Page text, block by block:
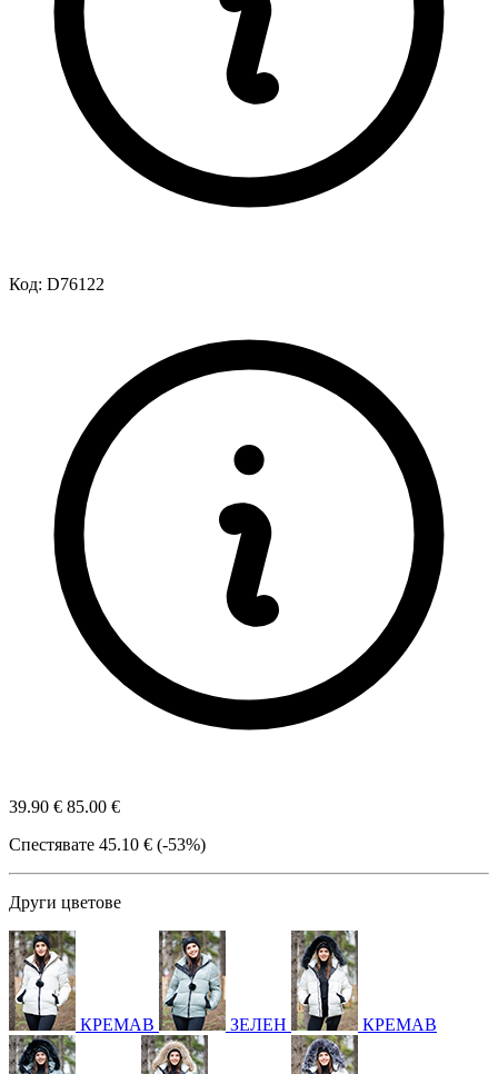
Код: D76122
39.90 € 85.00 €
Спестявате 45.10 € (-53%)
Други цветове
КРЕМАВ ЗЕЛЕН КРЕМАВ